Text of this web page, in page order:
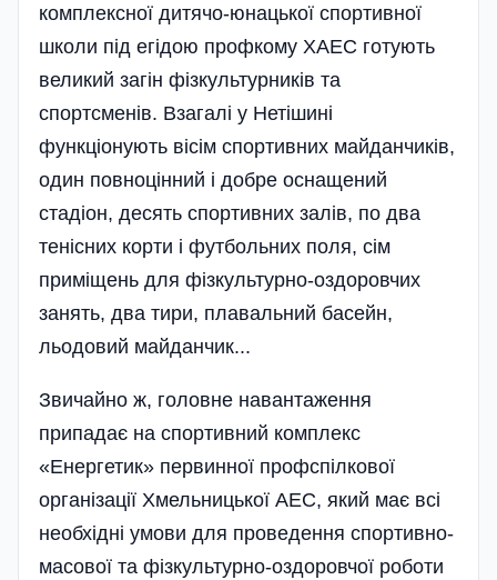
комплексної дитячо-юнацької спортивної
школи під егідою профкому ХАЕС готують
великий загін фізкультурників та
спортсменів. Взагалі у Нетішині
функціонують вісім спортивних майданчиків,
один повноцінний і добре оснащений
стадіон, десять спортивних залів, по два
тенісних корти і футбольних поля, сім
приміщень для фізкультурно-оздоровчих
занять, два тири, плавальний басейн­,
льодовий майданчик...
Звичайно ж, головне навантаження
припадає на спортивний комплекс
«Енергетик» первинної профспілкової
організації Хмельницької АЕС, який має всі
необхідні умови для проведення спортивно-
масової та фізкультурно-оздоровчої роботи